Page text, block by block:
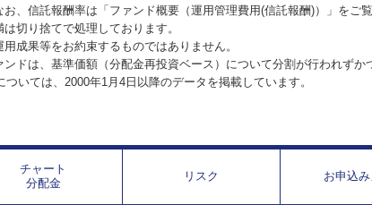
、信託報酬率は「ファンド概要（運用管理費用(信託報酬)）」をご覧
切り捨てで処理しております。
成果等をお約束するものではありません。
ドは、基準価額（分配金再投資ベース）について分割が行われずか
いては、2000年1月4日以降のデータを掲載しています。
チャート
分配金
リスク お申込